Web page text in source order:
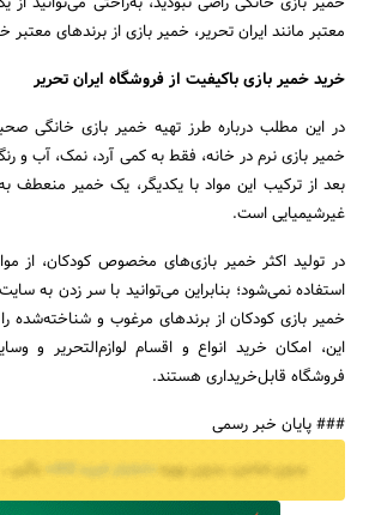
معتبر مانند ایران تحریر، خمیر بازی از برندهای معتبر
خرید خمیر بازی باکیفیت از فروشگاه ایران تحریر
در این مطلب درباره طرز تهیه خمیر بازی خانگی
خمیر بازی نرم در خانه، فقط به کمی آرد، نمک، آب و
بعد از ترکیب این مواد با یکدیگر، یک خمیر منعطف
غیرشیمیایی است.
در تولید اکثر خمیر بازی‌های مخصوص کودکان، از
خمیر بازی کودکان از برندهای مرغوب و شناخته‌شده را
این، امکان خرید انواع و اقسام لوازم‌التحریر و
فروشگاه قابل‌خریداری هستند.
### پایان خبر رسمی